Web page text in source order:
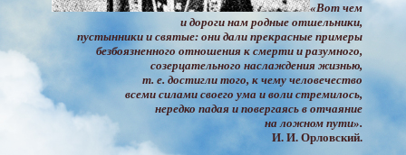
«Вот чем
и дороги нам родные отшельники,
пустынники и святые: они дали прекрасные примеры
безбоязненного отношения к смерти и разумного,
созерцательного наслаждения жизнью,
т. е. достигли того, к чему человечество
всеми силами своего ума и воли стремилось,
нередко падая и повергаясь в отчаяние
на ложном пути».
И. И. Орловский.